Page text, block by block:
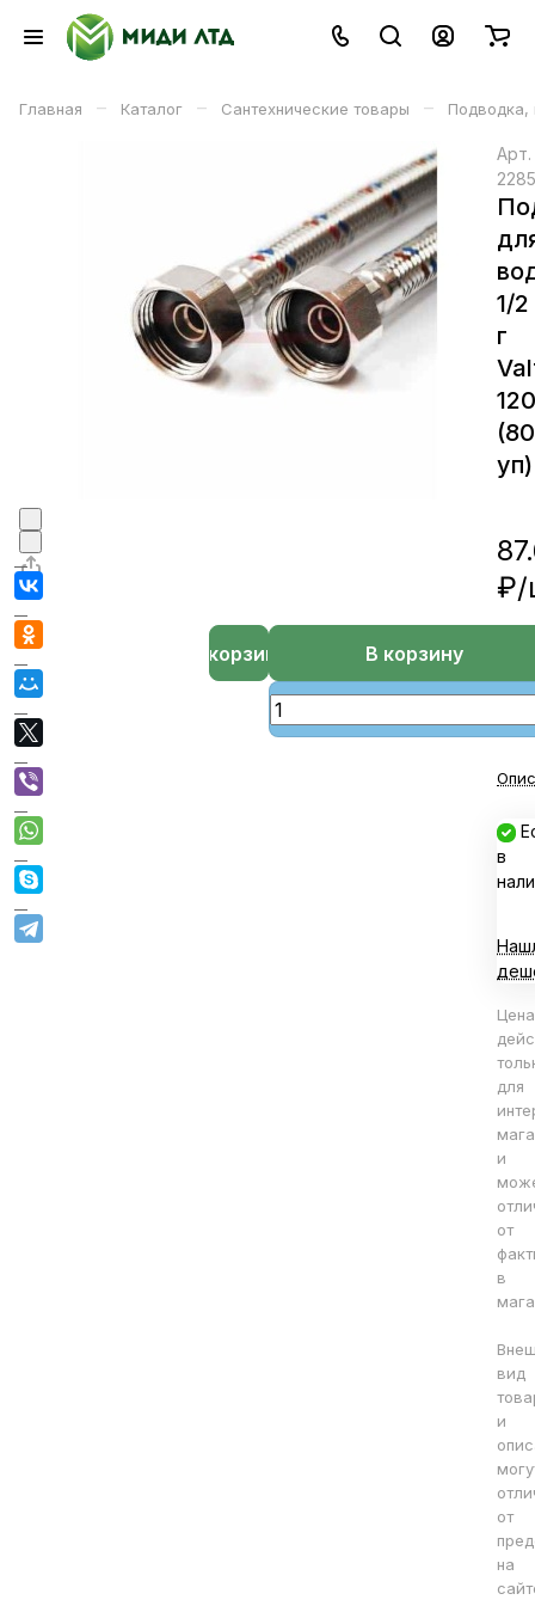
Главная – Каталог – Сантехнические товары – Подводка,
Арт.
1/2
г
уп)
₽/
В корзину
В корзине
в
Цена
для
и
от
в
вид
и
от
на